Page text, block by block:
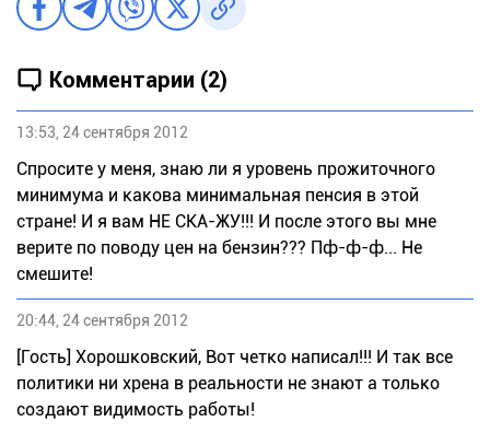
Комментарии (2)
13:53, 24 сентября 2012
Спросите у меня, знаю ли я уровень прожиточного
минимума и какова минимальная пенсия в этой
стране! И я вам НЕ СКА-ЖУ!!! И после этого вы мне
верите по поводу цен на бензин??? Пф-ф-ф... Не
смешите!
20:44, 24 сентября 2012
[Гость] Хорошковский, Вот четко написал!!! И так все
политики ни хрена в реальности не знают а только
создают видимость работы!